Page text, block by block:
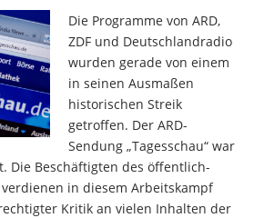
Die Programme von ARD,
ZDF und Deutschlandradio
wurden gerade von einem
in seinen Ausmaßen
historischen Streik
getroffen. Der ARD-
Sendung „Tagesschau“ war
Die Beschäftigten des öffentlich-
in diesem Arbeitskampf
Kritik an vielen Inhalten der